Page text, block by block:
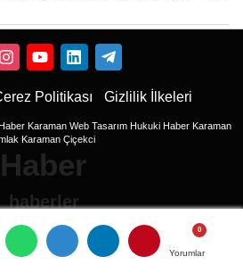
Yorumlar
Yorumlar
Yorumlar
Politikası Gizlilik İlkeleri
Karaman Web Tasarım Hukuki Haber Karaman
Karaman Çiçekci
Haber
haberler
Haberler
Dakika